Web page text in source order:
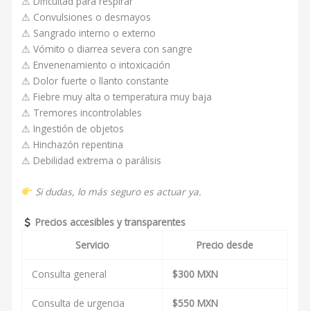
⚠ Convulsiones o desmayos
⚠ Sangrado interno o externo
⚠ Vómito o diarrea severa con sangre
⚠ Envenenamiento o intoxicación
⚠ Dolor fuerte o llanto constante
⚠ Fiebre muy alta o temperatura muy baja
⚠ Tremores incontrolables
⚠ Ingestión de objetos
⚠ Hinchazón repentina
⚠ Debilidad extrema o parálisis
Si dudas, lo más seguro es actuar ya.
Precios accesibles y transparentes
Servicio
Precio desde
Consulta general $300 MXN
Consulta de urgencia $550 MXN